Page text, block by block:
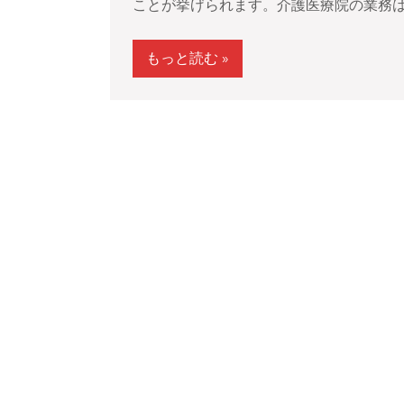
ことが挙げられます。介護医療院の業務
もっと読む »